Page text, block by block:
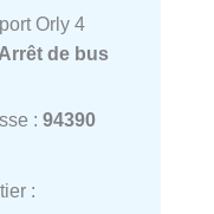
Orly 4
Arrêt de bus
: 94390
: